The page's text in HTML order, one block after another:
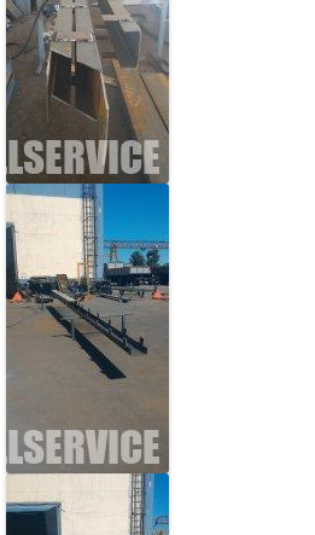
Балка
Металлические балки